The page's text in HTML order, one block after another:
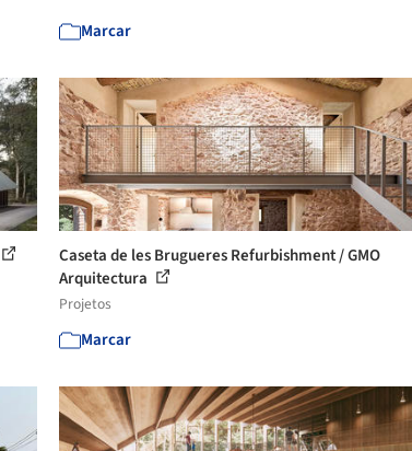
Marcar
Caseta de les Brugueres Refurbishment / GMO
Arquitectura
Projetos
Marcar